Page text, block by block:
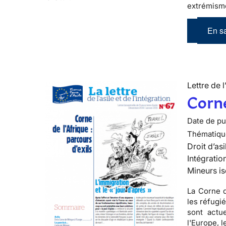
En
Lettre de
Date de
Droit
Mineurs
La Corne
les
sont
l'Europe,